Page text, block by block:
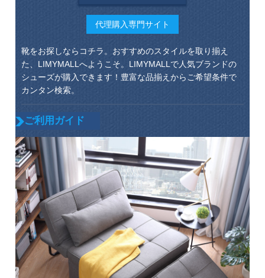
代理購入専門サイト
靴をお探しならコチラ。おすすめのスタイルを取り揃え
た、LIMYMALLへようこそ。LIMYMALLで人気ブランドの
シューズが購入できます！豊富な品揃えからご希望条件で
カンタン検索。
ご利用ガイド